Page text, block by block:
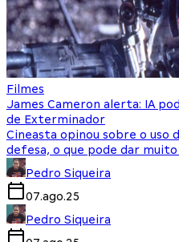
Filmes
James Cameron alerta: IA
de Exterminador
Cineasta opinou sobre o uso
defesa, o que pode dar
Pedro Siqueira
07.ago.25
Pedro Siqueira